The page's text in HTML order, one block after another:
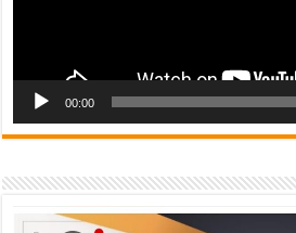
00:00